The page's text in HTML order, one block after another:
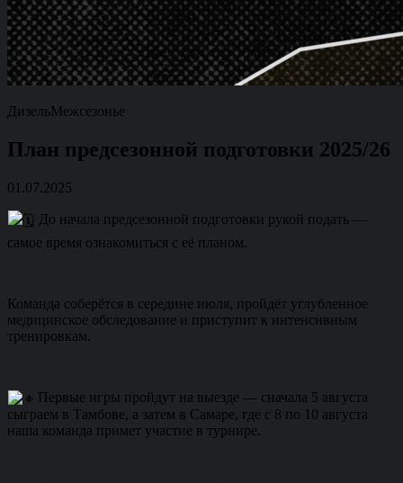
ДизельМежсезонье
План предсезонной подготовки 2025/26
01.07.2025
До начала предсезонной подготовки рукой подать —
самое время ознакомиться с её планом.
Команда соберётся в середине июля, пройдёт углубленное
медицинское обследование и приступит к интенсивным
тренировкам.
Первые игры пройдут на выезде — сначала 5 августа
сыграем в Тамбове, а затем в Самаре, где с 8 по 10 августа
наша команда примет участие в турнире.